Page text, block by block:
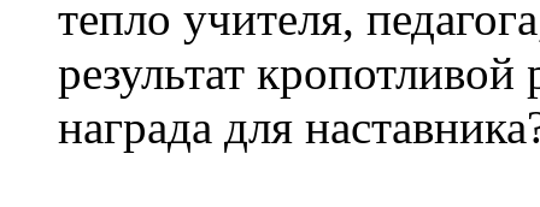
тепло учителя,
результат
награда для